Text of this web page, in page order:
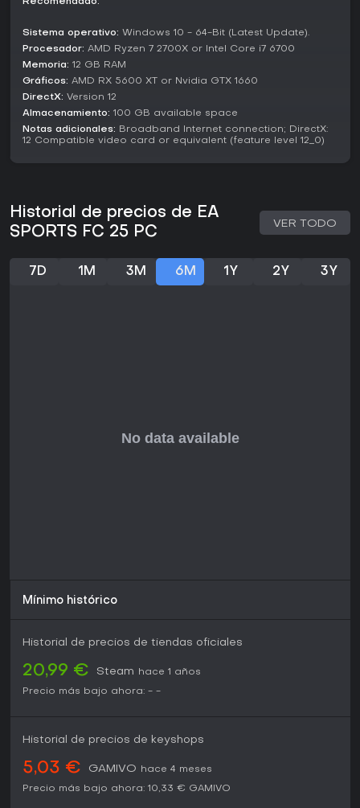
cambios radicales respecto a entregas anteriores podrían
Sistema operativo: Windows 10 - 64-Bit (Latest Update).
Procesador: AMD Ryzen 7 2700X or Intel Core i7 6700
Memoria: 12 GB RAM
Gráficos: AMD RX 5600 XT or Nvidia GTX 1660
DirectX: Version 12
Almacenamiento: 100 GB available space
Notas adicionales: Broadband Internet connection; DirectX:
12 Compatible video card or equivalent (feature level 12_0)
Historial de precios de EA
SPORTS FC 25 PC
VER TODO
7D 1M 3M 6M 1Y 2Y 3Y
Mínimo histórico
Historial de precios de tiendas oficiales
20,99 € Steam
hace 1 años
Precio más bajo ahora: - -
Historial de precios de keyshops
5,03 € GAMIVO
hace 4 meses
Precio más bajo ahora: 10,33 € GAMIVO